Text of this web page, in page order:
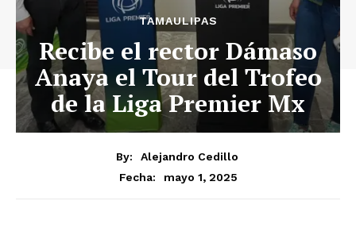
TAMAULIPAS
Recibe el rector Dámaso
Anaya el Tour del Trofeo
de la Liga Premier Mx
By:
Alejandro Cedillo
Fecha:
mayo 1, 2025